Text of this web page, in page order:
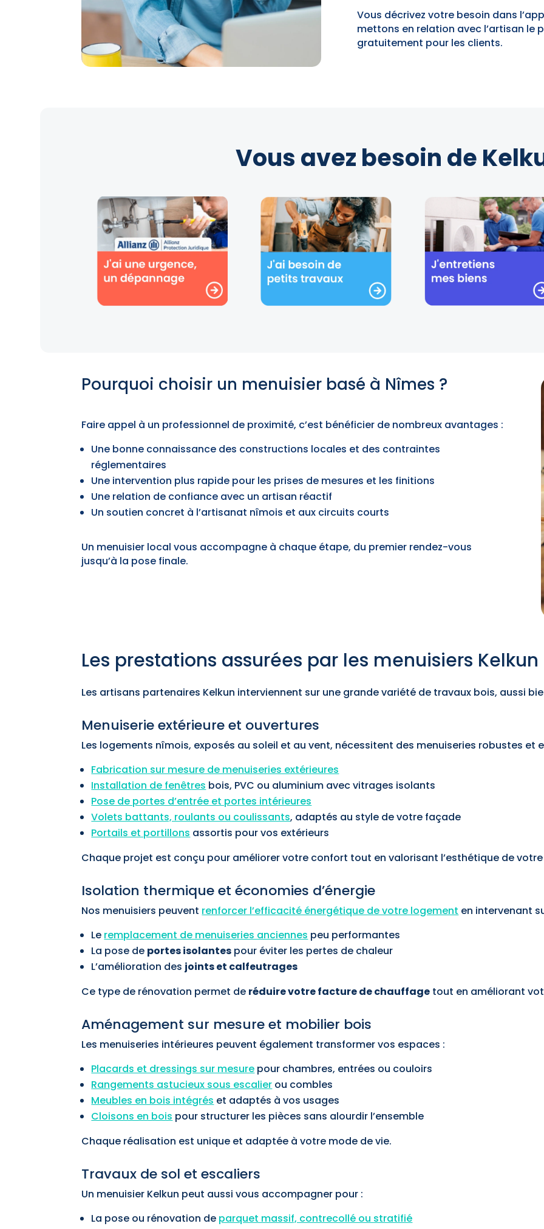
Vous décrivez votre besoin dans
mettons en relation avec l’artisan le
gratuitement pour les clients.
Vous avez besoin de
Pourquoi choisir un menuisier basé à Nîmes ?
Faire appel à un professionnel de proximité, c’est bénéficier de nombreux avantages :
Une bonne connaissance des constructions locales et des contraintes
réglementaires
Une intervention plus rapide pour les prises de mesures et les finitions
Une relation de confiance avec un artisan réactif
Un soutien concret à l’artisanat nîmois et aux circuits courts
Un menuisier local vous accompagne à chaque étape, du premier rendez-vous
jusqu’à la pose finale.
Les prestations assurées par les menuisiers
Les artisans partenaires Kelkun interviennent sur une grande variété de travaux bois, aussi
Menuiserie extérieure et ouvertures
Les logements nîmois, exposés au soleil et au vent, nécessitent des menuiseries robustes et
Fabrication sur mesure de menuiseries extérieures
Installation de fenêtres bois, PVC ou aluminium avec vitrages isolants
Pose de portes d’entrée et portes intérieures
Volets battants, roulants ou coulissants, adaptés au style de votre façade
Portails et portillons assortis pour vos extérieurs
Chaque projet est conçu pour améliorer votre confort tout en valorisant l’esthétique de
Isolation thermique et économies d’énergie
Nos menuisiers peuvent renforcer l’efficacité énergétique de votre logement en intervenant
Le remplacement de menuiseries anciennes peu performantes
La pose de portes isolantes pour éviter les pertes de chaleur
L’amélioration des joints et calfeutrages
Ce type de rénovation permet de réduire votre facture de chauffage tout en améliorant
Aménagement sur mesure et mobilier bois
Les menuiseries intérieures peuvent également transformer vos espaces :
Placards et dressings sur mesure pour chambres, entrées ou couloirs
Rangements astucieux sous escalier ou combles
Meubles en bois intégrés et adaptés à vos usages
Cloisons en bois pour structurer les pièces sans alourdir l’ensemble
Chaque réalisation est unique et adaptée à votre mode de vie.
Travaux de sol et escaliers
Un menuisier Kelkun peut aussi vous accompagner pour :
La pose ou rénovation de parquet massif, contrecollé ou stratifié